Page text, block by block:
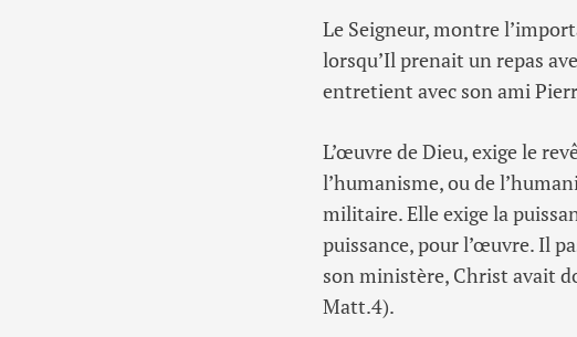
Le Seigneur, montre
lorsqu’Il prenait un repas
entretient avec son ami
L’œuvre de Dieu, exige le
l’humanisme, ou de
militaire. Elle exige la
puissance, pour l’œuvre. Il
son ministère, Christ avait
Matt.4).